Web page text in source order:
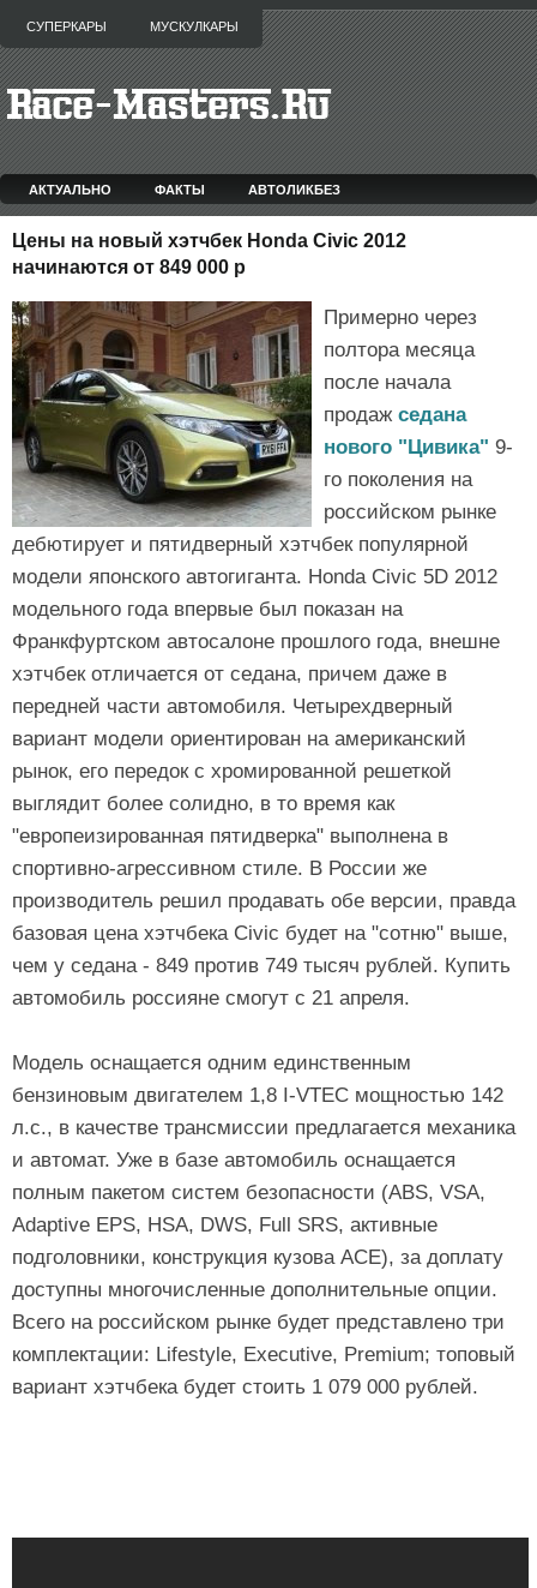
СУПЕРКАРЫ МУСКУЛКАРЫ
АКТУАЛЬНО ФАКТЫ АВТОЛИКБЕЗ
Цены на новый хэтчбек Honda Civic 2012
начинаются от 849 000 р
Примерно через
полтора месяца
после начала
продаж седана
нового "Цивика" 9-
го поколения на
российском рынке
дебютирует и пятидверный хэтчбек популярной
модели японского автогиганта. Honda Civic 5D 2012
модельного года впервые был показан на
Франкфуртском автосалоне прошлого года, внешне
хэтчбек отличается от седана, причем даже в
передней части автомобиля. Четырехдверный
вариант модели ориентирован на американский
рынок, его передок с хромированной решеткой
выглядит более солидно, в то время как
"европеизированная пятидверка" выполнена в
спортивно-агрессивном стиле. В России же
производитель решил продавать обе версии, правда
базовая цена хэтчбека Civic будет на "сотню" выше,
чем у седана - 849 против 749 тысяч рублей. Купить
автомобиль россияне смогут с 21 апреля.
Модель оснащается одним единственным
бензиновым двигателем 1,8 I-VTEC мощностью 142
л.с., в качестве трансмиссии предлагается механика
и автомат. Уже в базе автомобиль оснащается
полным пакетом систем безопасности (ABS, VSA,
Adaptive EPS, HSA, DWS, Full SRS, активные
подголовники, конструкция кузова ACE), за доплату
доступны многочисленные дополнительные опции.
Всего на российском рынке будет представлено три
комплектации: Lifestyle, Executive, Premium; топовый
вариант хэтчбека будет стоить 1 079 000 рублей.